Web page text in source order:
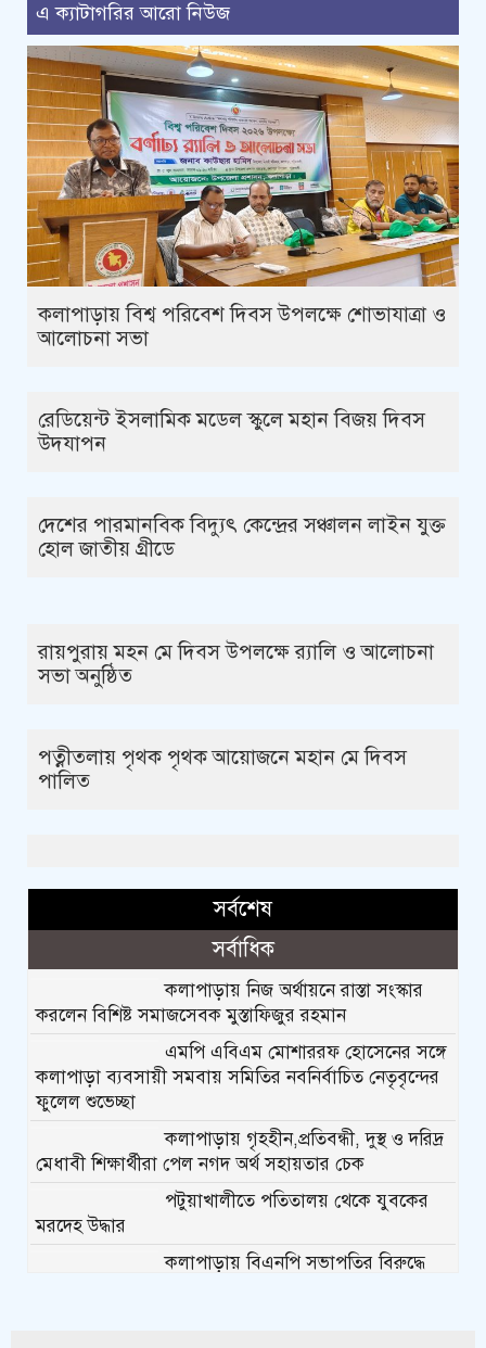
এ ক্যাটাগরির আরো নিউজ
কলাপাড়ায় বিশ্ব পরিবেশ দিবস উপলক্ষে শোভাযাত্রা ও
আলোচনা সভা
রেডিয়েন্ট ইসলামিক মডেল স্কুলে মহান বিজয় দিবস
উদযাপন
দেশের পারমানবিক বিদ্যুৎ কেন্দ্রের সঞ্চালন লাইন যুক্ত
হোল জাতীয় গ্রীডে
রায়পুরায় মহন মে দিবস উপলক্ষে র‍্যালি ও আলোচনা
সভা অনুষ্ঠিত
পত্নীতলায় পৃথক পৃথক আয়োজনে মহান মে দিবস
পালিত
সর্বশেষ
সর্বাধিক
কলাপাড়ায় নিজ অর্থায়নে রাস্তা সংস্কার
করলেন বিশিষ্ট সমাজসেবক মুস্তাফিজুর রহমান
এমপি এবিএম মোশাররফ হোসেনের সঙ্গে
কলাপাড়া ব্যবসায়ী সমবায় সমিতির নবনির্বাচিত নেতৃবৃন্দের
ফুলেল শুভেচ্ছা
কলাপাড়ায় গৃহহীন,প্রতিবন্ধী, দুস্থ ও দরিদ্র
মেধাবী শিক্ষার্থীরা পেল নগদ অর্থ সহায়তার চেক
পটুয়াখালীতে পতিতালয় থেকে যুবকের
মরদেহ উদ্ধার
কলাপাড়ায় বিএনপি সভাপতির বিরুদ্ধে